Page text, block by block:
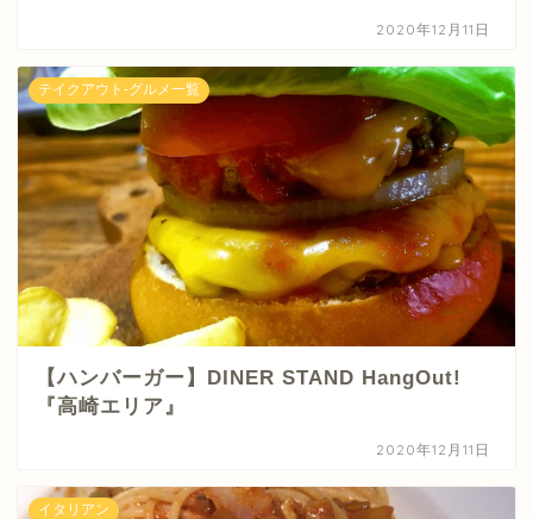
2020年12月11日
テイクアウト-グルメ一覧
【ハンバーガー】DINER STAND HangOut!
『高崎エリア』
2020年12月11日
イタリアン